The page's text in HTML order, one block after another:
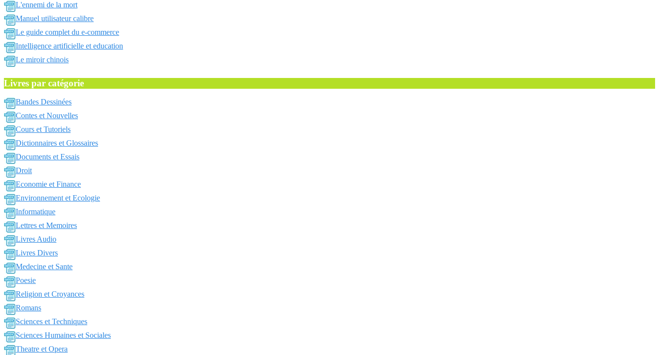
L'ennemi de la mort
Manuel utilisateur calibre
Le guide complet du e-commerce
Intelligence artificielle et education
Le miroir chinois
Livres par catégorie
Bandes Dessinées
Contes et Nouvelles
Cours et Tutoriels
Dictionnaires et Glossaires
Documents et Essais
Droit
Economie et Finance
Environnement et Ecologie
Informatique
Lettres et Memoires
Livres Audio
Livres Divers
Medecine et Sante
Poesie
Religion et Croyances
Romans
Sciences et Techniques
Sciences Humaines et Sociales
Theatre et Opera